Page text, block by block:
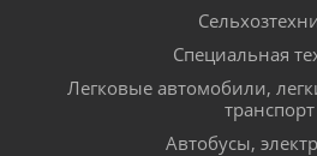
Специальная
Легковые автомобили,
транспорт
Автобусы,